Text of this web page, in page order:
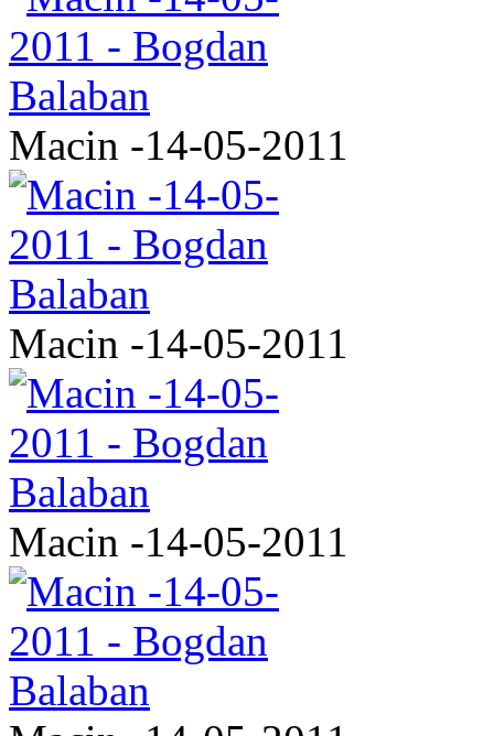
Macin -14-05-2011
Macin -14-05-2011
Macin -14-05-2011